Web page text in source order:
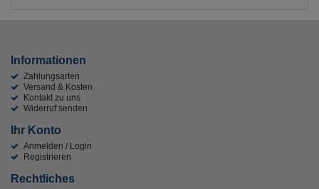
Informationen
Zahlungsarten
Versand & Kosten
Kontakt zu uns
Widerruf senden
Ihr Konto
Anmelden / Login
Registrieren
Rechtliches